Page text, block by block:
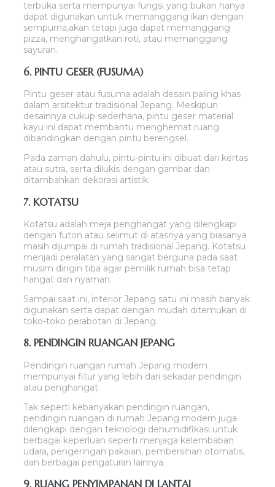
terbuka serta mempunyai fungsi yang bukan hanya
dapat digunakan untuk memanggang ikan dengan
sempurna,akan tetapi juga dapat memanggang
pizza, menghangatkan roti, atau memanggang
sayuran.
6. PINTU GESER (FUSUMA)
Pintu geser atau fusuma adalah desain paling khas
dalam arsitektur tradisional Jepang. Meskipun
desainnya cukup sederhana, pintu geser material
kayu ini dapat membantu menghemat ruang
dibandingkan dengan pintu berengsel.
Pada zaman dahulu, pintu-pintu ini dibuat dari kertas
atau sutra, serta dilukis dengan gambar dan
ditambahkan dekorasi artistik.
7. KOTATSU
Kotatsu adalah meja penghangat yang dilengkapi
dengan futon atau selimut di atasnya yang biasanya
masih dijumpai di rumah tradisional Jepang. Kotatsu
menjadi peralatan yang sangat berguna pada saat
musim dingin tiba agar pemilik rumah bisa tetap
hangat dan nyaman.
Sampai saat ini, interior Jepang satu ini masih banyak
digunakan serta dapat dengan mudah ditemukan di
toko-toko perabotan di Jepang.
8. PENDINGIN RUANGAN JEPANG
Pendingin ruangan rumah Jepang modern
mempunyai fitur yang lebih dari sekadar pendingin
atau penghangat.
Tak seperti kebanyakan pendingin ruangan,
pendingin ruangan di rumah Jepang modern juga
dilengkapi dengan teknologi dehumidifikasi untuk
berbagai keperluan seperti menjaga kelembaban
udara, pengeringan pakaian, pembersihan otomatis,
dan berbagai pengaturan lainnya.
9. RUANG PENYIMPANAN DI LANTAI